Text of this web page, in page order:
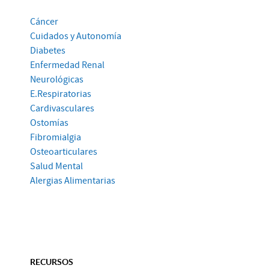
Cáncer
Cuidados y Autonomía
Diabetes
Enfermedad Renal
Neurológicas
E.Respiratorias
Cardivasculares
Ostomías
Fibromialgia
Osteoarticulares
Salud Mental
Alergias Alimentarias
RECURSOS